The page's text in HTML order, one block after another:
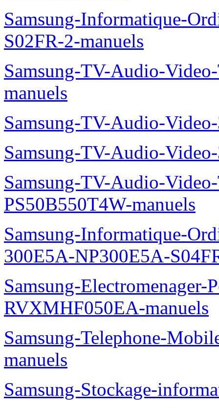
Samsung-Informatique-
S02FR-2-manuels
Samsung-TV-Audio-
manuels
Samsung-TV-Audio-
Samsung-TV-Audio-
Samsung-TV-Audio-
PS50B550T4W-manuels
Samsung-Informatique-
300E5A-NP300E5A-
Samsung-
RVXMHF050EA-manuels
Samsung-Telephone-
manuels
Samsung-Stockage-